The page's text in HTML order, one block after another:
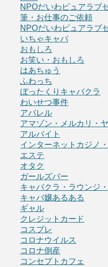
NPOだいわピュアラブ
筆・お仕事のご依頼
NPOだいわピュアラブ
いちゃキャバ
おもしろ
お笑い・おもしろ
はあちゅう
ふわっち
ぼったくりキャバクラ
わいせつ事件
アパレル
アマゾン・メルカリ・
アルバイト
インターネットカジノ
エステ
オタク
ガールズバー
キャバクラ・ラウンジ
キャバ嬢あるある
ギャル
クレジットカード
コスプレ
コロナウイルス
コロナ倒産
コンセプトカフェ